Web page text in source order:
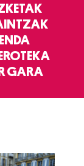
GARA